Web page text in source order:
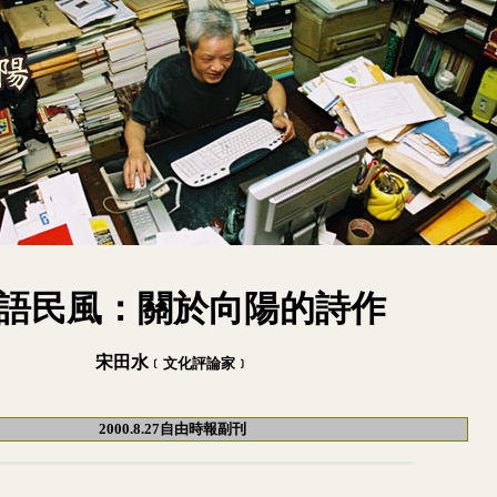
民風： 關於向陽的詩作
宋田水﹝文化評論家﹞
2000.8.27自由時報副刊